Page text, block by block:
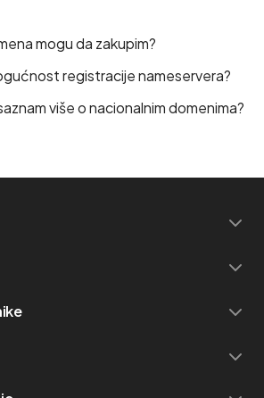
mogu da zakupim?
registracije nameservera?
više o nacionalnim domenima?